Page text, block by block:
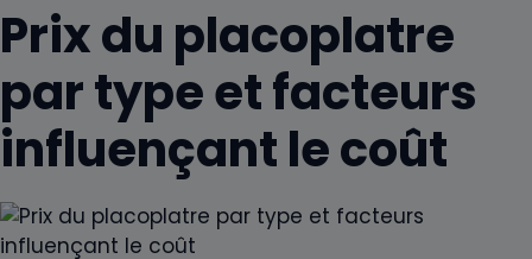
Prix du placoplatre
par type et facteurs
influençant le coût